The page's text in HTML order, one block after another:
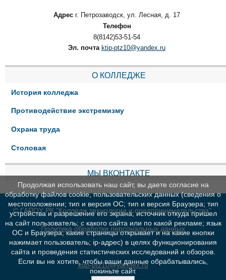
Адрес г. Петрозаводск, ул. Лесная, д. 17
Телефон
8(8142)53-51-54
Эл. почта ktip-ptz10@yandex.ru
О КОЛЛЕДЖЕ
История колледжа
Противодействие экстремизму
Охрана труда
Столовая
МЫ ВКОНТАКТЕ
© ГАПОУ РК "Колледж технологии и предпринимательства"
Политика обработки персональных данных
ktip-ptz10@yandex.ru
Продолжая использовать наш сайт, вы даете согласие на
обработку файлов cookie, пользовательских данных (сведения о
местоположении; тип и версия ОС; тип и версия Браузера; тип
устройства и разрешение его экрана; источник откуда пришел
на сайт пользователь; с какого сайта или по какой рекламе; язык
ОС и Браузера; какие страницы открывает и на какие кнопки
нажимает пользователь; ip-адрес) в целях функционирования
сайта и проведения статистических исследований и обзоров.
Если вы не хотите, чтобы ваши данные обрабатывались,
покиньте сайт.